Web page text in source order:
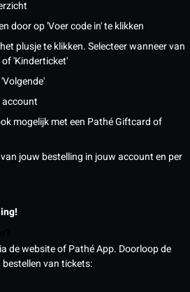
door op 'Voer code in' te klikken
plusje te klikken. Selecteer wanneer van
'Kinderticket'
account
mogelijk met een Pathé Giftcard of
jouw bestelling in jouw account en per
de website of Pathé App. Doorloop de
van tickets: